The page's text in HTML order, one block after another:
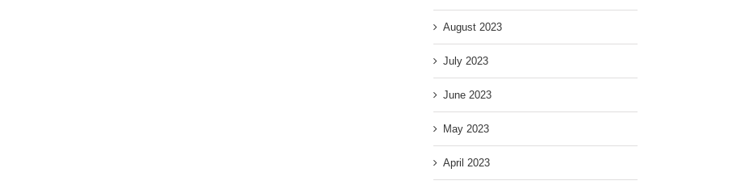
August 2023
July 2023
June 2023
May 2023
April 2023